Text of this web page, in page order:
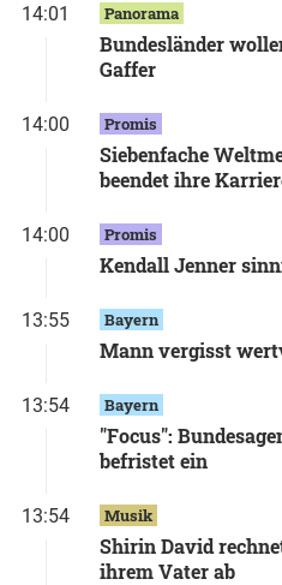
14:01 Panorama
Bundesländer
Gaffer
14:00 Promis
Siebenfache
beendet ihre
14:00 Promis
Kendall Jenner
13:55 Bayern
Mann vergisst
13:54 Bayern
"Focus":
befristet ein
13:54 Musik
Shirin David
ihrem Vater ab